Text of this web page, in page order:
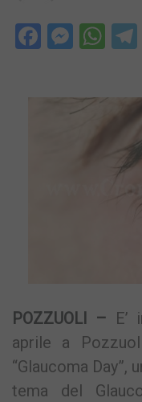
Facebook
POZZUOLI – E’
aprile a
“Glaucoma Day”,
tema del